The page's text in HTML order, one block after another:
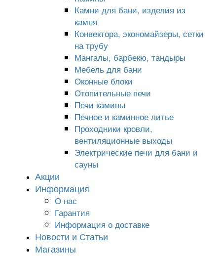
Камни для бани, изделия из
камня
Конвектора, экономайзеры, сетки
на трубу
Мангалы, барбекю, тандыры
Мебель для бани
Оконные блоки
Отопительные печи
Печи камины
Печное и каминное литье
Проходники кровли,
вeнтиляционные выходы
Электрические печи для бани и
сауны
Акции
Информация
О нас
Гарантия
Информация о доставке
Новости и Статьи
Магазины